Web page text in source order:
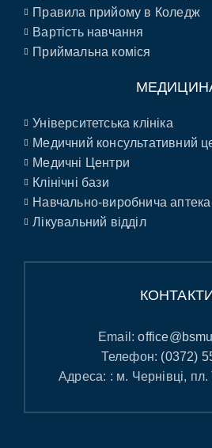
Правила прийому в Коледж
Вартість навчання
Приймальна коміся
Університетська клініка
Медичний консультативний
Медичні Центри
Клінічні бази
Навчально-виробнича аптека
Лікувальний відділ
Email:
Телефон: (0372)
Адреса: : м. Чернівці,